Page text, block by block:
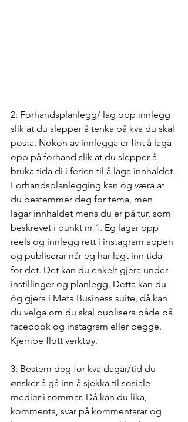
2: Forhandsplanlegg/ lag opp innlegg
slik at du slepper å tenka på kva du skal
posta. Nokon av innlegga er fint å laga
opp på forhand slik at du slepper å
bruka tida di i ferien til å laga innhaldet.
Forhandsplanlegging kan òg væra at
du bestemmer deg for tema, men
lagar innhaldet mens du er på tur, som
beskrevet i punkt nr 1. Eg lagar opp
reels og innlegg rett i instagram appen
og publiserar når eg har lagt inn tida
for det. Det kan du enkelt gjera under
instillinger og planlegg. Detta kan du
òg gjera i Meta Business suite, då kan
du velga om du skal publisera både på
facebook og instagram eller begge.
Kjempe flott verktøy.
3: Bestem deg for kva dagar/tid du
ønsker å gå inn å sjekka til sosiale
medier i sommar. Då kan du lika,
kommenta, svar på kommentarar og